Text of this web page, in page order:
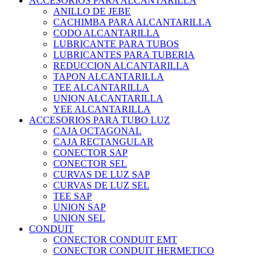
ANILLO DE JEBE
CACHIMBA PARA ALCANTARILLA
CODO ALCANTARILLA
LUBRICANTE PARA TUBOS
LUBRICANTES PARA TUBERIA
REDUCCION ALCANTARILLA
TAPON ALCANTARILLA
TEE ALCANTARILLA
UNION ALCANTARILLA
YEE ALCANTARILLA
ACCESORIOS PARA TUBO LUZ
CAJA OCTAGONAL
CAJA RECTANGULAR
CONECTOR SAP
CONECTOR SEL
CURVAS DE LUZ SAP
CURVAS DE LUZ SEL
TEE SAP
UNION SAP
UNION SEL
CONDUIT
CONECTOR CONDUIT EMT
CONECTOR CONDUIT HERMETICO